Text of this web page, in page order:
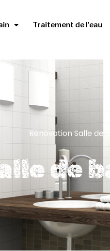
Traitement de l’eau
Renovation Salle de
de